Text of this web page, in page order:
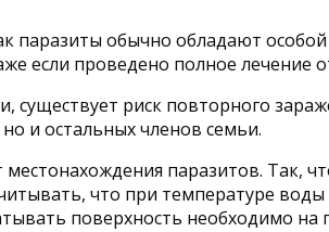
обычно обладают
если проведено полное лечение
риск повторного
и остальных членов семьи.
паразитов. Так,
что при температуре воды
поверхность необходимо на